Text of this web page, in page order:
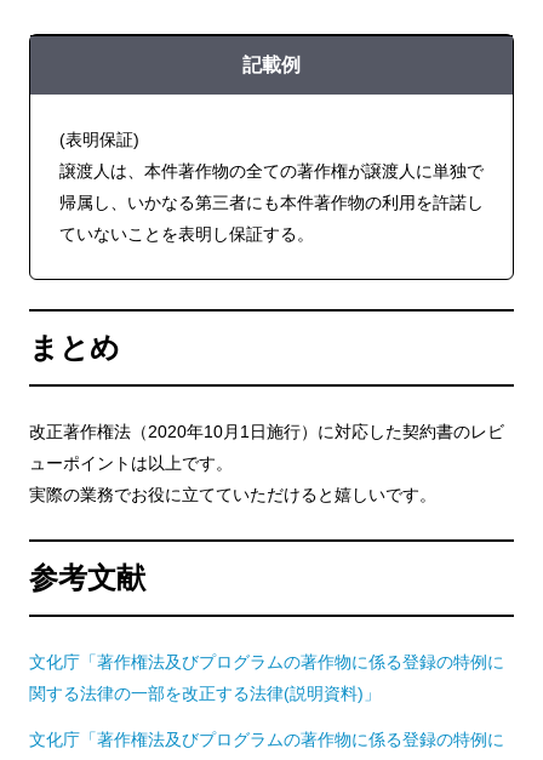
記載例
(表明保証)
譲渡人は、本件著作物の全ての著作権が譲渡人に単独で
帰属し、いかなる第三者にも本件著作物の利用を許諾し
ていないことを表明し保証する。
まとめ
改正著作権法（2020年10月1日施行）に対応した契約書のレビ
ューポイントは以上です。
実際の業務でお役に立てていただけると嬉しいです。
参考文献
文化庁「著作権法及びプログラムの著作物に係る登録の特例に
関する法律の一部を改正する法律(説明資料)」
文化庁「著作権法及びプログラムの著作物に係る登録の特例に